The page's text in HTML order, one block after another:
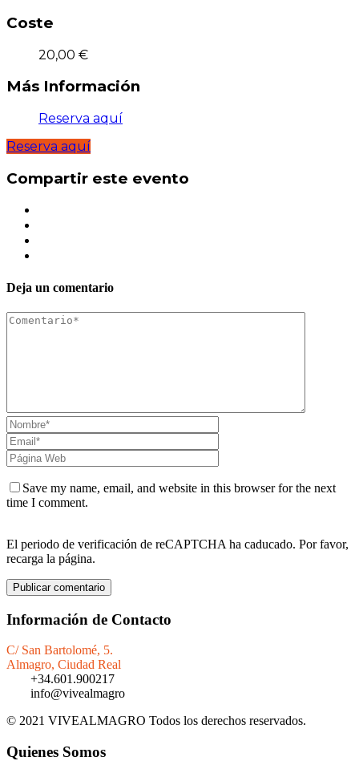
Coste
20,00 €
Más Información
Reserva aquí
Reserva aquí
Compartir este evento
Deja un comentario
Save my name, email, and website in this browser for the next
time I comment.
El periodo de verificación de reCAPTCHA ha caducado. Por favor,
recarga la página.
Información de Contacto
C/ San Bartolomé, 5.
Almagro, Ciudad Real
+34.601.900217
info@vivealmagro
© 2021 VIVEALMAGRO Todos los derechos reservados.
Quienes Somos